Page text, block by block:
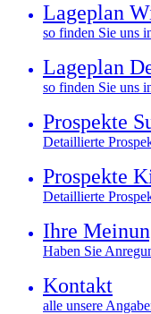
Lageplan
so finden Sie uns
Lageplan
so finden Sie uns
Prospekte
Detaillierte
Prospekte
Detaillierte
Ihre
Haben Sie
Kontakt
alle unsere